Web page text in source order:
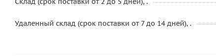
Удаленный склад (срок поставки от 7 до 14 дней), .